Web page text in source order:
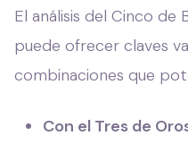
El análisis del Cinco
puede ofrecer claves
combinaciones que
Con el Tres de